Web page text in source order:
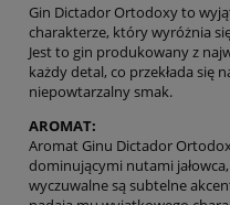
Gin Dictador Ortodoxy to
charakterze, który wyróżnia
Jest to gin produkowany z
każdy detal, co przekłada się
niepowtarzalny smak.
AROMAT:
Aromat Ginu Dictador
dominującymi nutami
wyczuwalne są subtelne